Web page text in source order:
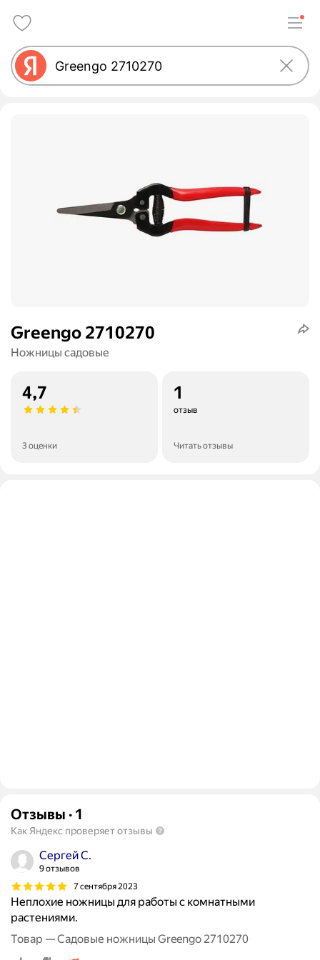
Greengo 2710270
Ножницы садовые
4,7
3 оценки
1
отзыв
Читать отзывы
Отзывы · 1
Как Яндекс проверяет отзывы
Сергей С.
9 отзывов
7 сентября 2023
Неплохие ножницы для работы с комнатными
растениями.
Товар — Садовые ножницы Greengo 2710270